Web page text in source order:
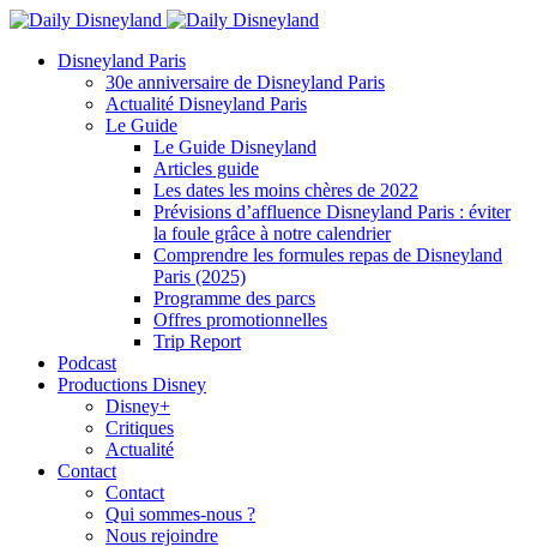
Disneyland Paris
30e anniversaire de Disneyland Paris
Actualité Disneyland Paris
Le Guide
Le Guide Disneyland
Articles guide
Les dates les moins chères de 2022
Prévisions d’affluence Disneyland Paris : éviter
la foule grâce à notre calendrier
Comprendre les formules repas de Disneyland
Paris (2025)
Programme des parcs
Offres promotionnelles
Trip Report
Podcast
Productions Disney
Disney+
Critiques
Actualité
Contact
Contact
Qui sommes-nous ?
Nous rejoindre